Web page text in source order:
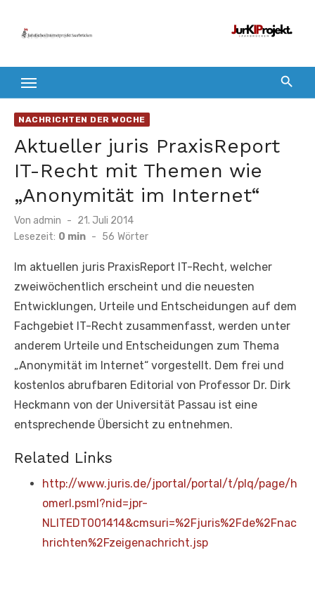
Inhalt
NACHRICHTEN DER WOCHE
Aktueller juris PraxisReport
IT-Recht mit Themen wie
„Anonymität im Internet“
Von admin
Veröffentlicht
am
21. Juli 2014
Lesezeit: 0 min - 56 Wörter
Im aktuellen juris PraxisReport IT-Recht, welcher
zweiwöchentlich erscheint und die neuesten
Entwicklungen, Urteile und Entscheidungen auf dem
Fachgebiet IT-Recht zusammenfasst, werden unter
anderem Urteile und Entscheidungen zum Thema
„Anonymität im Internet“ vorgestellt. Dem frei und
kostenlos abrufbaren Editorial von Professor Dr. Dirk
Heckmann von der Universität Passau ist eine
entsprechende Übersicht zu entnehmen.
Related Links
http://www.juris.de/jportal/portal/t/plq/page/h
omerl.psml?nid=jpr-
NLITEDT001414&cmsuri=%2Fjuris%2Fde%2Fnac
hrichten%2Fzeigenachricht.jsp